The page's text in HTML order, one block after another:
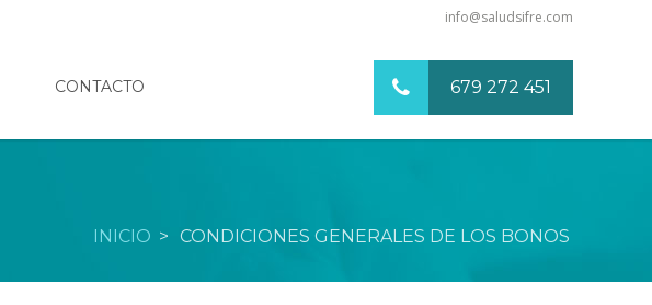
info@saludsifre.com
CONTACTO 679 272 451
INICIO > CONDICIONES GENERALES DE LOS BONOS